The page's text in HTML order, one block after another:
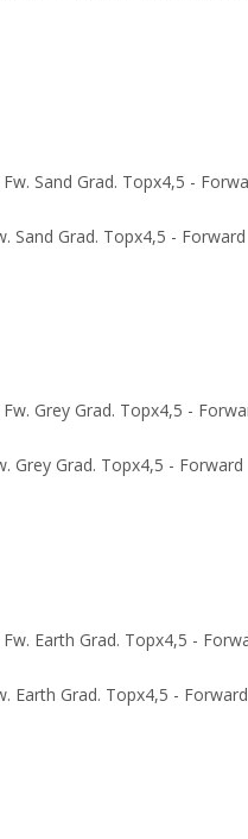
Sand Grad. Topx4,5 - Forward
Grey Grad. Topx4,5 - Forward
Earth Grad. Topx4,5 - Forward